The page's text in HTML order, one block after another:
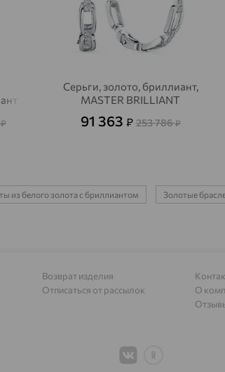
₽
Серьги, золото, бриллиант,
MASTER BRILLIANT
91 363 ₽ 253 786₽
из белого золота с бриллиантом Золотые
Возврат изделия
Отписаться от рассылок
О
Актюбинский, Азнакаевский район
Алейск
Алексеево-Лозовское